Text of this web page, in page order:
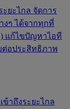
ยะไกล จัดการ
ๆ ได้จากทุกที่
แก้ไขปัญหาไอที
ต่อประสิทธิภาพ
ข้าถึงระยะไกล